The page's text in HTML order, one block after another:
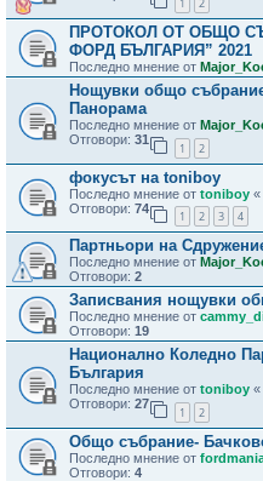
ПРОТОКОЛ ОТ ОБЩО
ФОРД БЪЛГАРИЯ” 2021
Последно мнение от
Нощувки общо
Панорама
Последно мнение от
Отговори: 31
1 2
фокусът на toniboy
Последно мнение от toniboy «
Отговори: 74
1 2 3 4
Партньори на
Последно мнение от
Отговори: 2
Записвания нощувки
Последно мнение от
Отговори: 19
Национално Коледно
България
Последно мнение от toniboy «
Отговори: 27
1 2
Общо събрание-
Последно мнение от
Отговори: 4